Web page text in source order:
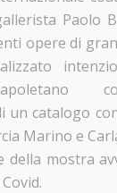
Paolo
opere di
un catalogo
Marino e
della mostra